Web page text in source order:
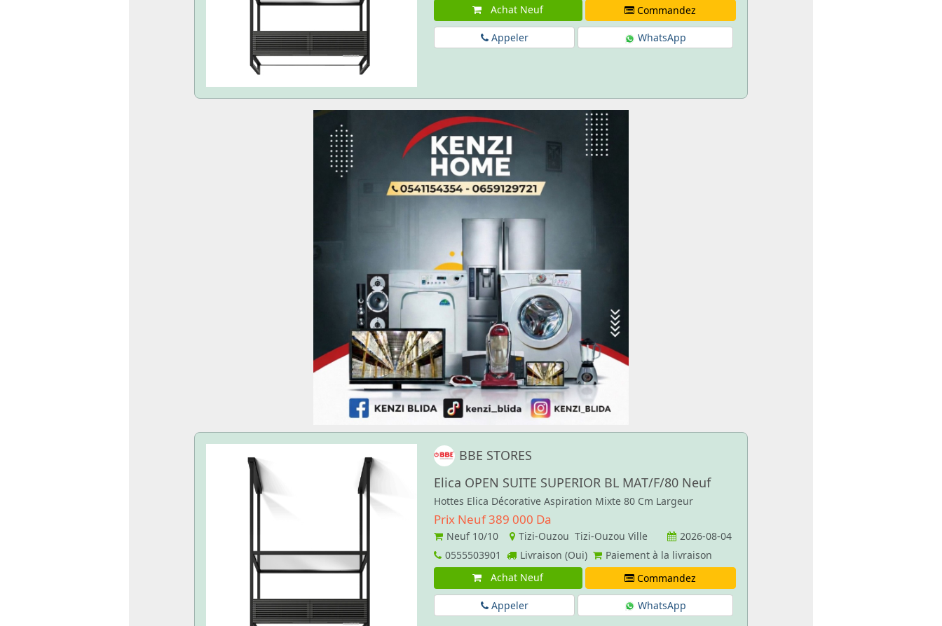
Achat Neuf
Commandez
Appeler WhatsApp
BBE STORES
Elica OPEN SUITE SUPERIOR BL MAT/F/80 Neuf
Hottes Elica Décorative Aspiration Mixte 80 Cm Largeur
Prix Neuf 389 000 Da
Neuf 10/10 Tizi-Ouzou Tizi-Ouzou Ville
2026-08-04
0555503901
Livraison (Oui)
Paiement à la livraison
Achat Neuf
Commandez
Appeler WhatsApp